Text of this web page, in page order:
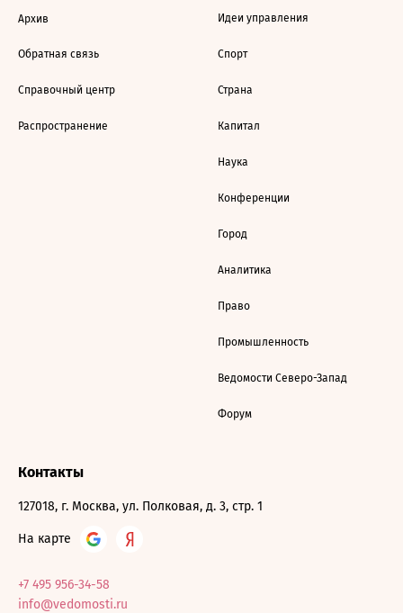
Архив
Обратная связь
Справочный центр
Распространение
Идеи управления
Спорт
Страна
Капитал
Наука
Конференции
Город
Аналитика
Право
Промышленность
Ведомости Северо-Запад
Форум
Контакты
127018, г. Москва, ул. Полковая, д. 3, стр. 1
На карте
+7 495 956-34-58
info@vedomosti.ru